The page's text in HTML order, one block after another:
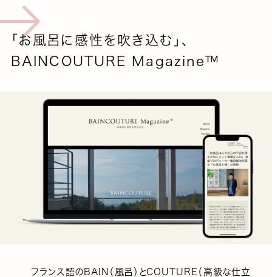
「お風呂に感性を吹き込む」、
BAINCOUTURE Magazine™️
フランス語のBAIN（風呂）とCOUTURE（高級な仕立